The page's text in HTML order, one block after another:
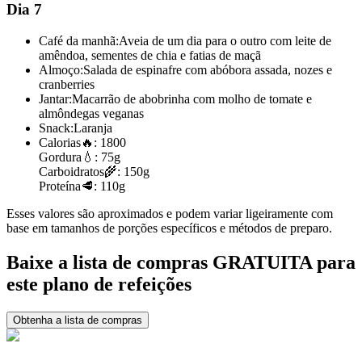
Dia 7
Café da manhã:Aveia de um dia para o outro com leite de
amêndoa, sementes de chia e fatias de maçã
Almoço:Salada de espinafre com abóbora assada, nozes e
cranberries
Jantar:Macarrão de abobrinha com molho de tomate e
almôndegas veganas
Snack:Laranja
Calorias🔥: 1800
Gordura 💧: 75g
Carboidratos🌾: 150g
Proteína🥩: 110g
Esses valores são aproximados e podem variar ligeiramente com
base em tamanhos de porções específicos e métodos de preparo.
Baixe a lista de compras GRATUITA para
este plano de refeições
Obtenha a lista de compras